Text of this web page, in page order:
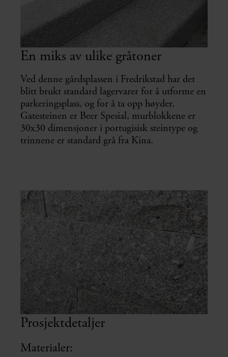
En miks av ulike gråtoner
Ved denne gårdsplassen i Fredrikstad har det
blitt brukt standard lagervarer for å utforme en
parkeringsplass, og for å ta opp høyder.
Gatesteinen er Beer Spesial, murblokkene er
30x30 dimensjoner i portugisisk steintype og
trinnene er standard grå fra Kina.
Prosjektdetaljer
Materialer: